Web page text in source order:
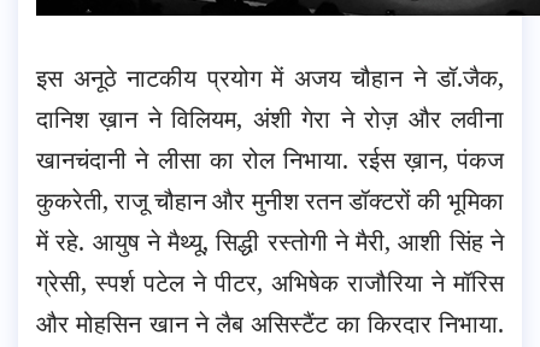
इस अनूठे नाटकीय प्रयोग में अजय चौहान ने डॉ.जैक,
दानिश ख़ान ने विलियम, अंशी गेरा ने रोज़ और लवीना
खानचंदानी ने लीसा का रोल निभाया. रईस ख़ान, पंकज
कुकरेती, राजू चौहान और मुनीश रतन डॉक्टरों की भूमिका
में रहे. आयुष ने मैथ्यू, सिद्धी रस्तोगी ने मैरी, आशी सिंह ने
ग्रेसी, स्पर्श पटेल ने पीटर, अभिषेक राजौरिया ने मॉरिस
और मोहसिन खान ने लैब असिस्टैंट का किरदार निभाया.